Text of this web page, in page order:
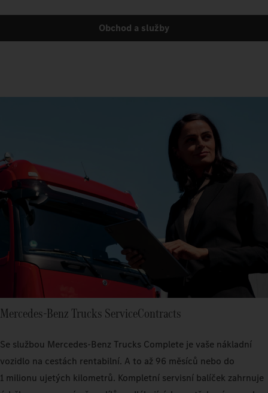
Obchod a služby
Mercedes‑Benz Trucks ServiceContracts
Se službou Mercedes‑Benz Trucks Complete je vaše nákladní
vozidlo na cestách rentabilní. A to až 96 měsíců nebo do
1 milionu ujetých kilometrů. Kompletní servisní balíček zahrnuje